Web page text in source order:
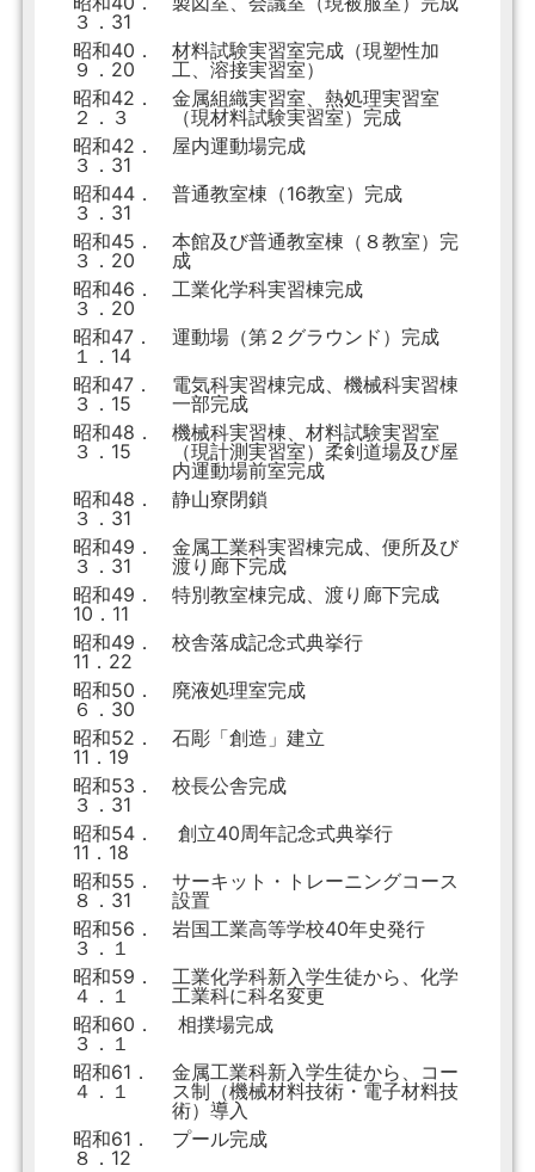
３．31
昭和40．
９．20
材料試験実習室完成（現塑性加
工、溶接実習室）
昭和42．
２．３
金属組織実習室、熱処理実習室
（現材料試験実習室）完成
昭和42．
３．31
屋内運動場完成
昭和44．
３．31
普通教室棟（16教室）完成
昭和45．
３．20
本館及び普通教室棟（８教室）完
成
昭和46．
３．20
工業化学科実習棟完成
昭和47．
１．14
運動場（第２グラウンド）完成
昭和47．
３．15
電気科実習棟完成、機械科実習棟
一部完成
昭和48．
３．15
機械科実習棟、材料試験実習室
（現計測実習室）柔剣道場及び屋
内運動場前室完成
昭和48．
３．31
静山寮閉鎖
昭和49．
３．31
金属工業科実習棟完成、便所及び
渡り廊下完成
昭和49．
10．11
特別教室棟完成、渡り廊下完成
昭和49．
11．22
校舎落成記念式典挙行
昭和50．
６．30
廃液処理室完成
昭和52．
11．19
石彫「創造」建立
昭和53．
３．31
校長公舎完成
昭和54．
11．18
創立40周年記念式典挙行
昭和55．
８．31
サーキット・トレーニングコース
設置
昭和56．
３．１
岩国工業高等学校40年史発行
昭和59．
４．１
工業化学科新入学生徒から、化学
工業科に科名変更
昭和60．
３．１
相撲場完成
昭和61．
４．１
金属工業科新入学生徒から、コー
ス制（機械材料技術・電子材料技
術）導入
昭和61．
８．12
プール完成